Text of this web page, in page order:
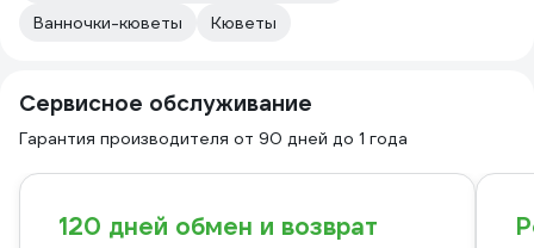
Ванночки-кюветы
Кюветы
Сервисное обслуживание
Гарантия производителя от 90 дней до 1 года
120 дней обмен и возврат